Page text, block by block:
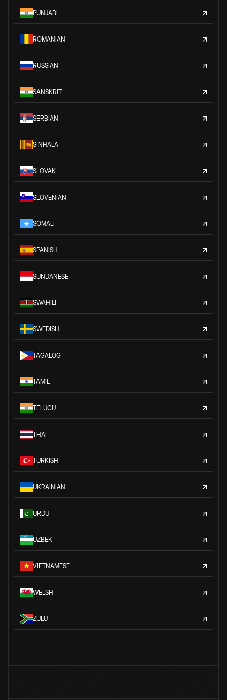
PUNJABI
ROMANIAN
RUSSIAN
SANSKRIT
SERBIAN
SINHALA
SLOVAK
SLOVENIAN
SOMALI
SPANISH
SUNDANESE
SWAHILI
SWEDISH
TAGALOG
TAMIL
TELUGU
THAI
TURKISH
UKRAINIAN
URDU
UZBEK
VIETNAMESE
WELSH
ZULU